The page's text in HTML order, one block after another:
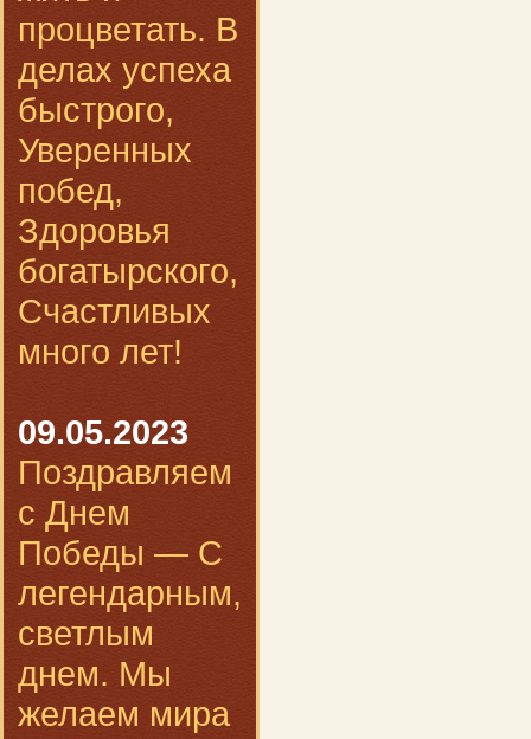
процветать. В
делах успеха
быстрого,
Уверенных
побед,
Здоровья
богатырского,
Счастливых
много лет!
09.05.2023
Поздравляем
с Днем
Победы — С
легендарным,
светлым
днем. Мы
желаем мира